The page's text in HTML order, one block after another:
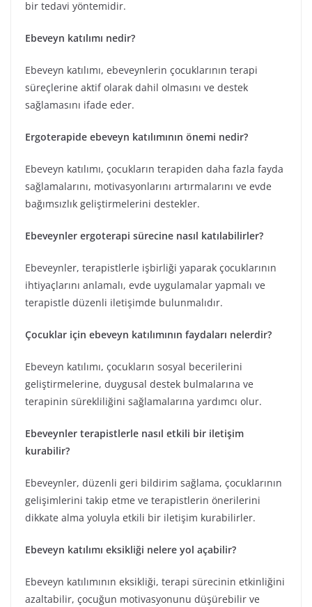
bir tedavi yöntemidir.
Ebeveyn katılımı nedir?
Ebeveyn katılımı, ebeveynlerin çocuklarının terapi
süreçlerine aktif olarak dahil olmasını ve destek
sağlamasını ifade eder.
Ergoterapide ebeveyn katılımının önemi nedir?
Ebeveyn katılımı, çocukların terapiden daha fazla fayda
sağlamalarını, motivasyonlarını artırmalarını ve evde
bağımsızlık geliştirmelerini destekler.
Ebeveynler ergoterapi sürecine nasıl katılabilirler?
Ebeveynler, terapistlerle işbirliği yaparak çocuklarının
ihtiyaçlarını anlamalı, evde uygulamalar yapmalı ve
terapistle düzenli iletişimde bulunmalıdır.
Çocuklar için ebeveyn katılımının faydaları nelerdir?
Ebeveyn katılımı, çocukların sosyal becerilerini
geliştirmelerine, duygusal destek bulmalarına ve
terapinin sürekliliğini sağlamalarına yardımcı olur.
Ebeveynler terapistlerle nasıl etkili bir iletişim
kurabilir?
Ebeveynler, düzenli geri bildirim sağlama, çocuklarının
gelişimlerini takip etme ve terapistlerin önerilerini
dikkate alma yoluyla etkili bir iletişim kurabilirler.
Ebeveyn katılımı eksikliği nelere yol açabilir?
Ebeveyn katılımının eksikliği, terapi sürecinin etkinliğini
azaltabilir, çocuğun motivasyonunu düşürebilir ve